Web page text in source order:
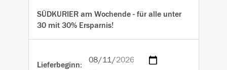
SÜDKURIER am Wochende - für alle unter
30 mit 30% Ersparnis!
Lieferbeginn: